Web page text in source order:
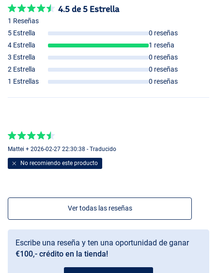
4.5 de 5 Estrella
1 Reseñas
5 Estrella
0 reseñas
4 Estrella
1 reseña
3 Estrella
0 reseñas
2 Estrella
0 reseñas
1 Estrellas
0 reseñas
Mattei + 2026-02-27 22:30:38 - Traducido
No recomiendo este producto
Ver todas las reseñas
Escribe una reseña y ten una oportunidad de ganar
€100,- crédito en la tienda!